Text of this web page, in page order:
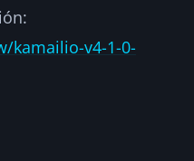
kamailio-v4-1-0-